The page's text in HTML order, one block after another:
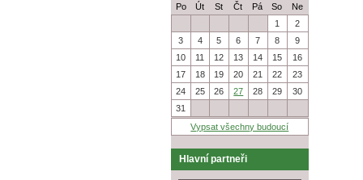
Po
Út St Čt Pá So
Ne
1
2
3
4 5 6 7 8
9
10
11 12 13 14 15
16
17
18 19 20 21 22
23
24
25 26 27 28 29
30
31
Vypsat všechny budoucí
Hlavní partneři